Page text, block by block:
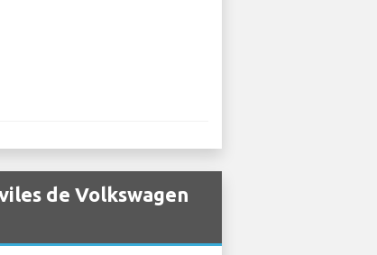
de Volkswagen